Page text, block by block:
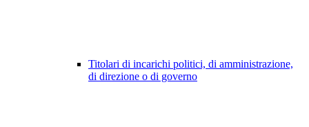
Titolari di incarichi politici, di amministrazione,
di direzione o di governo